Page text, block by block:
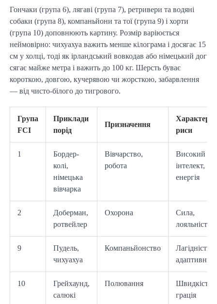
Гончаки (група 6), лягаві (група 7), ретривери та водяні
собаки (група 8), компаньйони та тої (група 9) і хорти
(група 10) доповнюють картину. Розмір варіюється
неймовірно: чихуахуа важить менше кілограма і досягає 15
см у холці, тоді як ірландський вовкодав або німецький дог
сягає майже метра і важить до 100 кг. Шерсть буває
короткою, довгою, кучерявою чи жорсткою, забарвлення
— від чисто-білого до тигрового.
Група
FCI
Приклади
порід
Призначення
Характерні
риси
1
Бордер-
колі,
німецька
вівчарка
Вівчарство,
робота
Високий
інтелект,
енергія
2
Доберман,
ротвейлер
Охорона
Сила,
лояльність
9
Пудель,
чихуахуа
Компаньйонство
Лагідність,
10
Грейхаунд,
салюкі
Полювання
Швидкість,
грація